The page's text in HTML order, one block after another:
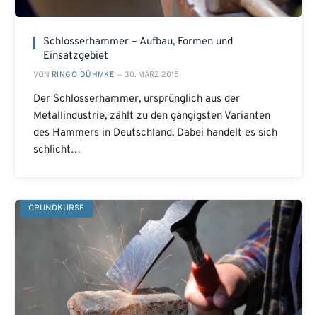
Schlosserhammer – Aufbau, Formen und
Einsatzgebiet
VON RINGO DÜHMKE 30. MÄRZ 2015
Der Schlosserhammer, ursprünglich aus der
Metallindustrie, zählt zu den gängigsten Varianten
des Hammers in Deutschland. Dabei handelt es sich
schlicht…
GRUNDKURSE